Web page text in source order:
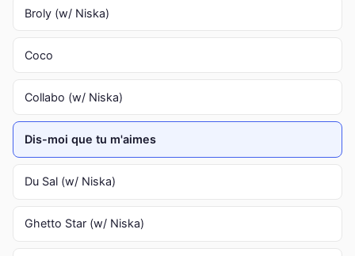
Broly (w/ Niska)
Coco
Collabo (w/ Niska)
Dis-moi que tu m'aimes
Du Sal (w/ Niska)
Ghetto Star (w/ Niska)